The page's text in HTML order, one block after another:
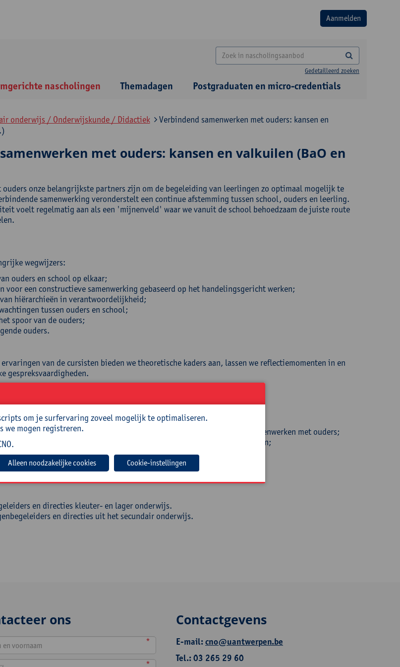
Gedetailleerd zoeken
nascholingen Themadagen Postgraduaten en micro-credentials
onderwijs / Onderwijskunde / Didactiek
Verbindend samenwerken met ouders: kansen en
met ouders: kansen en valkuilen (BaO en
ouders onze belangrijkste partners zijn om de begeleiding van leerlingen zo optimaal mogelijk te
samenwerking veronderstelt een continue afstemming tussen school, ouders en leerling.
voelt regelmatig aan als een 'mijnenveld' waar we vanuit de school behoedzaam de juiste route
wegwijzers:
ouders en school op elkaar;
voor een constructieve samenwerking gebaseerd op het handelingsgericht werken;
hiërarchieën in verantwoordelijkheid;
tussen ouders en school;
spoor van de ouders;
ouders.
van de cursisten bieden we theoretische kaders aan, lassen we reflectiemomenten in en
gespreksvaardigheden.
cursus:
kansen, valkuilen en aandachtspunten m.b.t. het verbindend samenwerken met ouders;
die de samenwerking met ouders optimaler kunnen laten verlopen;
je eigen houding en handelen in het contact met ouders;
gespreksvaardigheden.
en directies kleuter- en lager onderwijs.
en directies uit het secundair onderwijs.
ons
*
*
Contactgevens
E-mail:cno@uantwerpen.be
Tel.: 03 265 29 60
om je surfervaring zoveel mogelijk te optimaliseren.
we mogen registreren.
Cookie-instellingen